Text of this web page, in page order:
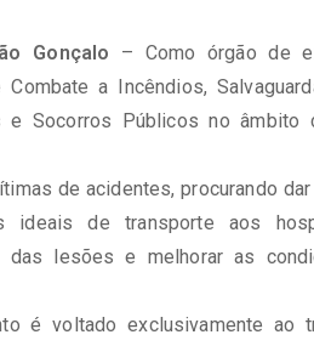
Gonçalo – Como órgão de
Combate a Incêndios,
e Socorros Públicos no âmbito
de acidentes, procurando
ideais de transporte aos
das lesões e melhorar as
é voltado exclusivamente ao